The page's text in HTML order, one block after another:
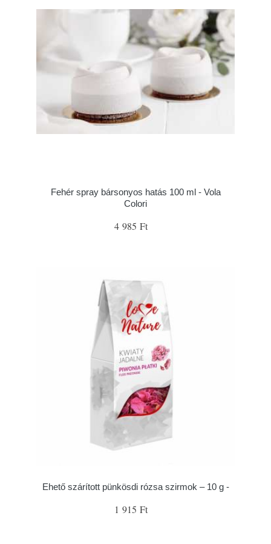
Fehér spray bársonyos hatás 100 ml - Vola
Colori
4 985 Ft
Ehető szárított pünkösdi rózsa szirmok – 10 g -
1 915 Ft